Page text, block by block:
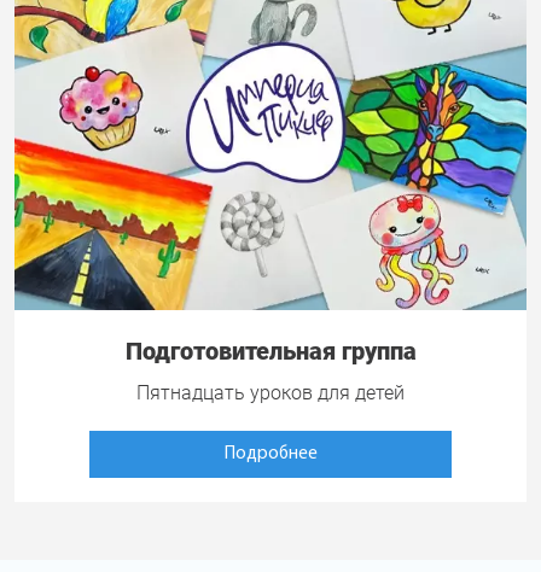
Подготовительная группа
Пятнадцать уроков для детей
Подробнее